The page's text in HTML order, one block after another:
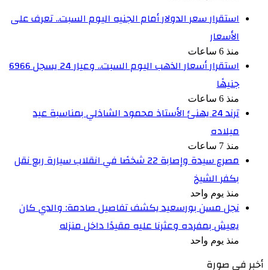
استقرار سعر الدولار أمام الجنيه اليوم السبت.. تعرف على
الأسعار
منذ 6 ساعات
استقرار أسعار الذهب اليوم السبت.. وعيار 24 يسجل 6966
جنيهًا
منذ 6 ساعات
ترند 24 يهنئ الأستاذ محمود الشاذلي بمناسبة عيد
ميلاده
منذ 7 ساعات
مصرع سيدة وإصابة 22 شخصًا في انقلاب سيارة ربع نقل
بكفر الشيخ
منذ يوم واحد
نجل مسن بورسعيد يكشف تفاصيل صادمة: والدي كان
يعيش بمفرده وعثرنا عليه مقيدًا داخل منزله
منذ يوم واحد
أخبر في صورة